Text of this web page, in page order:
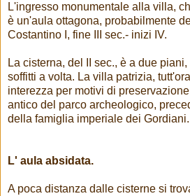
L'ingresso monumentale alla villa,
è un'aula ottagona, probabilmente
Costantino I, fine III sec.- inizi IV.
La cisterna, del II sec., è a due
soffitti a volta. La villa patrizia,
interezza per motivi di
antico del parco archeologico,
della famiglia imperiale dei Gordiani.
L' aula absidata.
A poca distanza dalle cisterne si